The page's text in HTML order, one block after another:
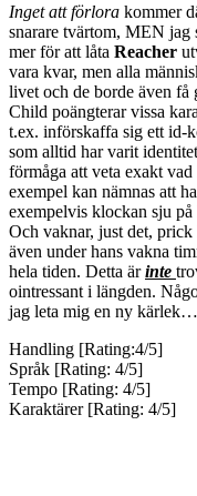
Inget att förlora kommer
snarare tvärtom, MEN jag
mer för att låta Reacher
vara kvar, men alla
livet och de borde även få
Child poängterar vissa
t.ex. införskaffa sig ett id-
som alltid har varit
förmåga att veta exakt
exempel kan nämnas att
exempelvis klockan sju
Och vaknar, just det,
även under hans vakna
hela tiden. Detta ärinte
ointressant i längden.
jag leta mig en ny
Handling [Rating:4/5]
Språk [Rating: 4/5]
Tempo [Rating: 4/5]
Karaktärer [Rating: 4/5]